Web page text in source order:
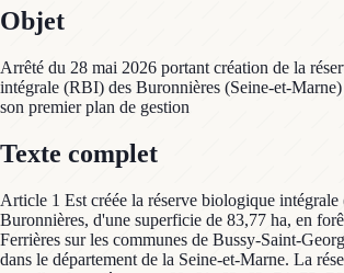
Objet
Arrêté du 28 mai 2026 portant création de la
intégrale (RBI) des Buronnières (Seine-et-
son premier plan de gestion
Texte complet
Article 1 Est créée la réserve biologique
Buronnières, d'une superficie de 83,77 ha, en
Ferrières sur les communes de Bussy-Saint-
dans le département de la Seine-et-Marne. La